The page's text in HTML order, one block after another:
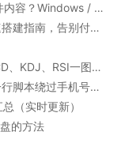
不装任何软件，如何全盘搜索 .txt 文本文件内容？Windows / Linux / macOS 的命令行指南
照片备份神器 Immich 安装包与保姆级快速搭建指南，告别付费云盘
股票技术分析入门图解：K线、均线、MACD、KDJ、RSI一图看懂
+86 开发者直取 NVIDIA NIM API Key：一行脚本绕过手机号绑定
（实时更新）
的方法